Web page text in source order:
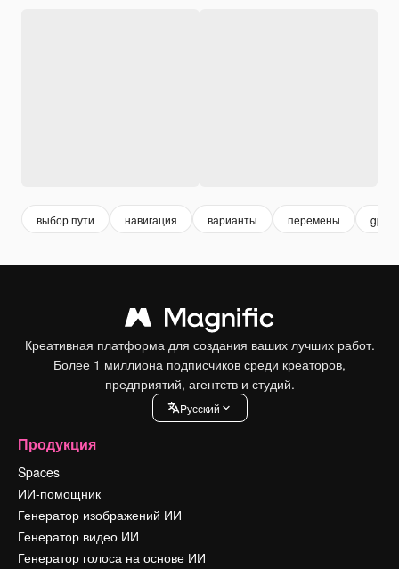
выбор пути навигация варианты перемены gps
Креативная платформа для создания ваших лучших работ.
Более 1 миллиона подписчиков среди креаторов,
предприятий, агентств и студий.
Pусский
Продукция
Spaces
ИИ-помощник
Генератор изображений ИИ
Генератор видео ИИ
Генератор голоса на основе ИИ